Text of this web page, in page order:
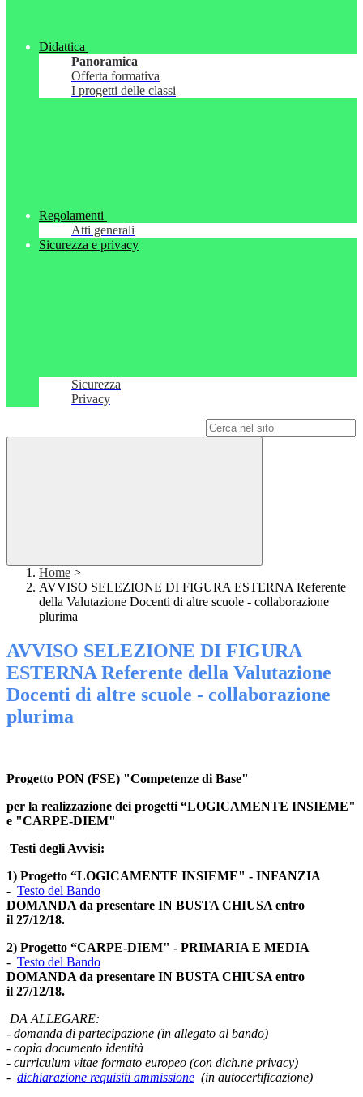
Didattica
Panoramica
Offerta formativa
I progetti delle classi
Regolamenti
Atti generali
Sicurezza e privacy
Sicurezza
Privacy
Home >
AVVISO SELEZIONE DI FIGURA ESTERNA Referente
della Valutazione Docenti di altre scuole - collaborazione
plurima
AVVISO SELEZIONE DI FIGURA
ESTERNA Referente della Valutazione
Docenti di altre scuole - collaborazione
plurima
Progetto PON (FSE) "Competenze di Base"
per la realizzazione dei progetti “LOGICAMENTE INSIEME"
e "CARPE-DIEM"
Testi degli Avvisi:
1) Progetto “LOGICAMENTE INSIEME" - INFANZIA
- Testo del Bando
DOMANDA da presentare IN BUSTA CHIUSA entro
il 27/12/18.
2) Progetto “CARPE-DIEM" - PRIMARIA E MEDIA
- Testo del Bando
DOMANDA da presentare IN BUSTA CHIUSA entro
il 27/12/18.
DA ALLEGARE:
- domanda di partecipazione (in allegato al bando)
- copia documento identità
- curriculum vitae formato europeo (con dich.ne privacy)
- dichiarazione requisiti ammissione (in autocertificazione)